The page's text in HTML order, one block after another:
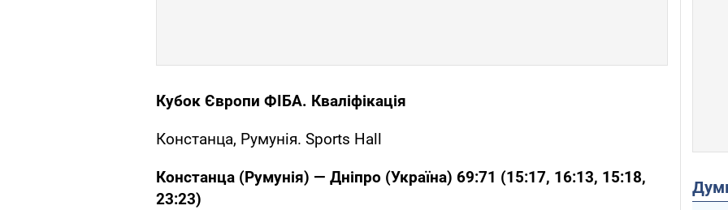
Кубок Європи ФІБА. Кваліфікація
Констанца, Румунія. Sports Hall
Констанца (Румунія) — Дніпро (Україна) 69:71 (15:17, 16:13, 15:18,
23:23)